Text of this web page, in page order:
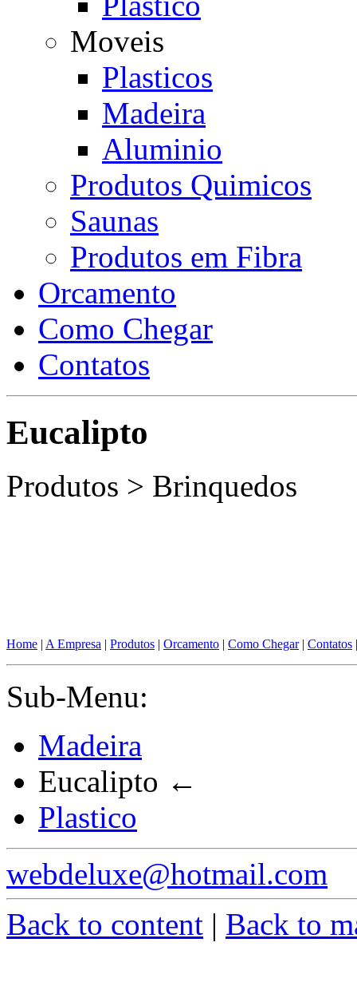
Moveis
Plasticos
Madeira
Aluminio
Produtos Quimicos
Saunas
Produtos em Fibra
Orcamento
Como Chegar
Contatos
Eucalipto
Produtos > Brinquedos
Home | A Empresa | Produtos | Orcamento | Como Chegar| Contatos
Sub-Menu:
Madeira
Eucalipto ←
Plastico
webdeluxe@hotmail.com
Back to content | Back to